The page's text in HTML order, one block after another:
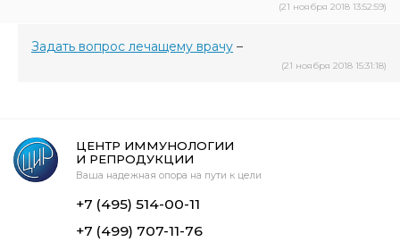
(21 ноября 2018 13:52:59)
Задать вопрос лечащему врачу –
(21 ноября 2018 15:31:18)
ЦЕНТР ИММУНОЛОГИИ
И РЕПРОДУКЦИИ
Ваша надежная опора на пути к цели
+7 (495) 514-00-11
+7 (499) 707-11-76